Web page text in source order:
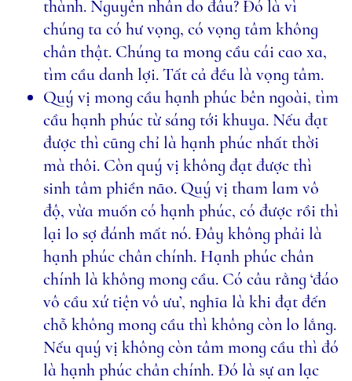
thành. Nguyên nhân do đâu? Đó là vì
chúng ta có hư vọng, có vọng tâm không
chân thật. Chúng ta mong cầu cái cao xa,
tìm cầu danh lợi. Tất cả đều là vọng tâm.
Quý vị mong cầu hạnh phúc bên ngoài, tìm
cầu hạnh phúc từ sáng tới khuya. Nếu đạt
được thì cũng chỉ là hạnh phúc nhất thời
mà thôi. Còn quý vị không đạt được thì
sinh tâm phiền não. Quý vị tham lam vô
độ, vừa muốn có hạnh phúc, có được rồi thì
lại lo sợ đánh mất nó. Đây không phải là
hạnh phúc chân chính. Hạnh phúc chân
chính là không mong cầu. Có câu rằng ‘đáo
vô cầu xứ tiện vô ưu’, nghĩa là khi đạt đến
chỗ không mong cầu thì không còn lo lắng.
Nếu quý vị không còn tâm mong cầu thì đó
là hạnh phúc chân chính. Đó là sự an lạc